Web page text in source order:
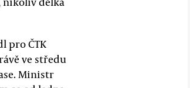
pro ČTK
ve středu
Ministr